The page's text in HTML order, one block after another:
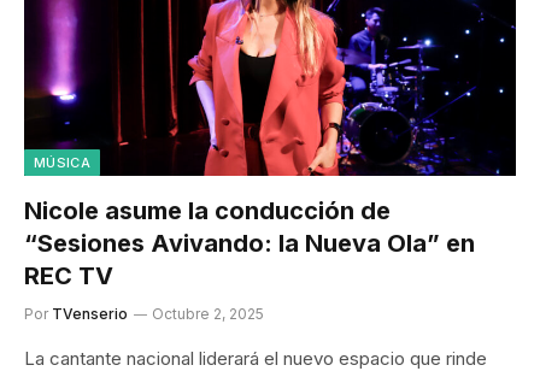
MÚSICA
Nicole asume la conducción de
“Sesiones Avivando: la Nueva Ola” en
REC TV
Por TVenserio Octubre 2, 2025
La cantante nacional liderará el nuevo espacio que rinde